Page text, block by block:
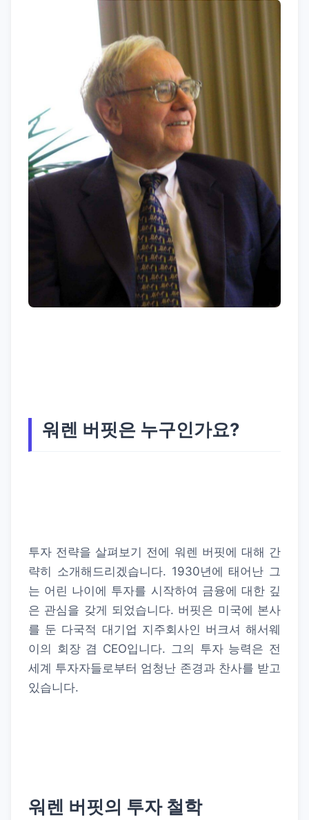
워렌 버핏은 누구인가요?
투자 전략을 살펴보기 전에 워렌 버핏에 대해 간
략히 소개해드리겠습니다. 1930년에 태어난 그
는 어린 나이에 투자를 시작하여 금융에 대한 깊
은 관심을 갖게 되었습니다. 버핏은 미국에 본사
를 둔 다국적 대기업 지주회사인 버크셔 해서웨
이의 회장 겸 CEO입니다. 그의 투자 능력은 전
세계 투자자들로부터 엄청난 존경과 찬사를 받고
있습니다.
워렌 버핏의 투자 철학